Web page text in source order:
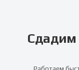
Сдадим